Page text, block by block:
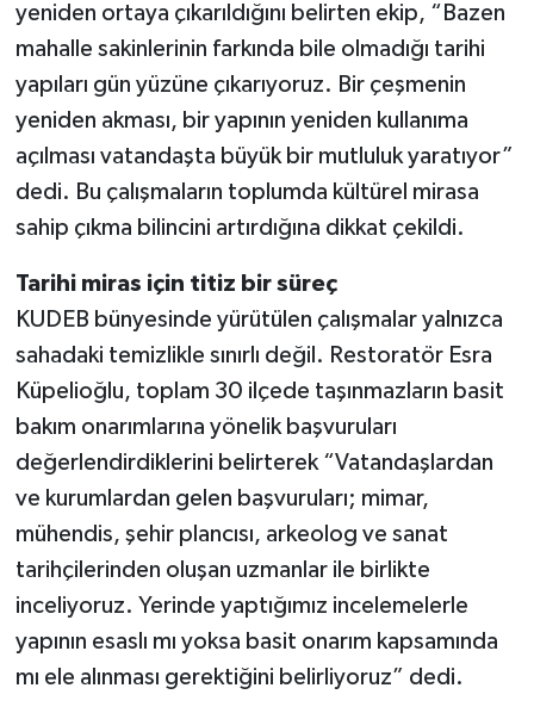
yeniden ortaya çıkarıldığını belirten ekip, “Bazen
mahalle sakinlerinin farkında bile olmadığı tarihi
yapıları gün yüzüne çıkarıyoruz. Bir çeşmenin
yeniden akması, bir yapının yeniden kullanıma
açılması vatandaşta büyük bir mutluluk yaratıyor”
dedi. Bu çalışmaların toplumda kültürel mirasa
sahip çıkma bilincini artırdığına dikkat çekildi.
Tarihi miras için titiz bir süreç
KUDEB bünyesinde yürütülen çalışmalar yalnızca
sahadaki temizlikle sınırlı değil. Restoratör Esra
Küpelioğlu, toplam 30 ilçede taşınmazların basit
bakım onarımlarına yönelik başvuruları
değerlendirdiklerini belirterek “Vatandaşlardan
ve kurumlardan gelen başvuruları; mimar,
mühendis, şehir plancısı, arkeolog ve sanat
tarihçilerinden oluşan uzmanlar ile birlikte
inceliyoruz. Yerinde yaptığımız incelemelerle
yapının esaslı mı yoksa basit onarım kapsamında
mı ele alınması gerektiğini belirliyoruz” dedi.